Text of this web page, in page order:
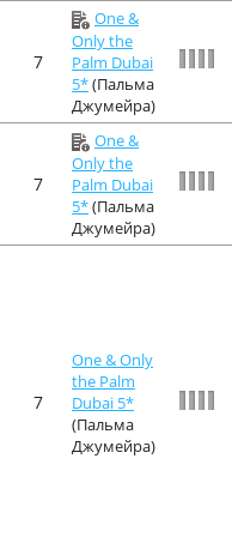
7
One &
Only the
Palm Dubai
5*(Пальма
Джумейра)
7
One &
Only the
Palm Dubai
5*(Пальма
Джумейра)
7
One & Only
the Palm
Dubai 5*
(Пальма
Джумейра)